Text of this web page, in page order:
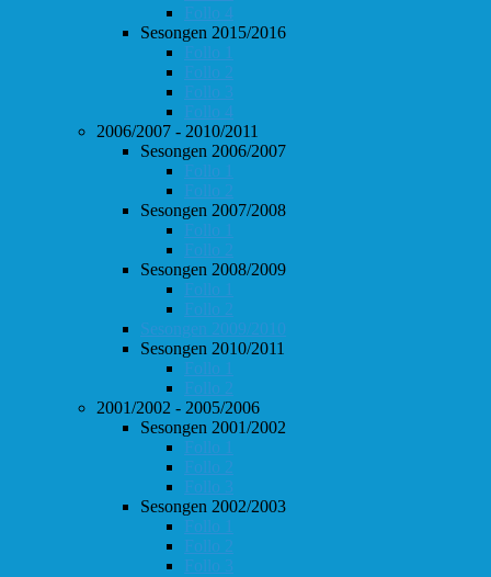
Follo 4
Sesongen 2015/2016
Follo 1
Follo 2
Follo 3
Follo 4
2006/2007 - 2010/2011
Sesongen 2006/2007
Follo 1
Follo 2
Sesongen 2007/2008
Follo 1
Follo 2
Sesongen 2008/2009
Follo 1
Follo 2
Sesongen 2009/2010
Sesongen 2010/2011
Follo 1
Follo 2
2001/2002 - 2005/2006
Sesongen 2001/2002
Follo 1
Follo 2
Follo 3
Sesongen 2002/2003
Follo 1
Follo 2
Follo 3